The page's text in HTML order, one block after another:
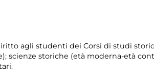
agli studenti dei Corsi di studi
scienze storiche (età moderna-età